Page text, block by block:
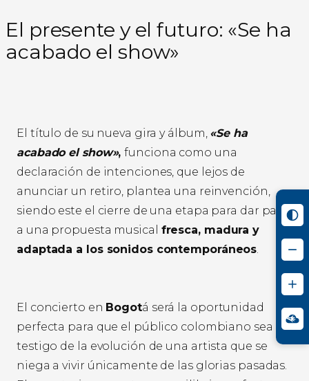
El presente y el futuro: «Se ha
acabado el show»
El título de su nueva gira y álbum, «Se ha
acabado el show»,funciona como una
declaración de intenciones, que lejos de
anunciar un retiro, plantea una reinvención,
siendo este el cierre de una etapa para dar paso
a una propuesta musical fresca, madura y
adaptada a los sonidos contemporáneos.
El concierto en Bogotá será la oportunidad
perfecta para que el público colombiano sea
testigo de la evolución de una artista que se
niega a vivir únicamente de las glorias pasadas.